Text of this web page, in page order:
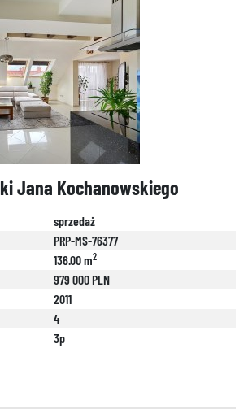
Jana Kochanowskiego
sprzedaż
PRP-MS-76377
136.00 m2
979 000 PLN
2011
4
3p